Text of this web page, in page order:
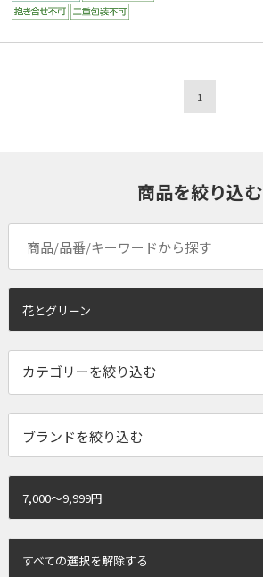
1
商品を絞り込む
花とグリーン
ブランドを絞り込む
7,000～9,999円
すべての選択を解除する